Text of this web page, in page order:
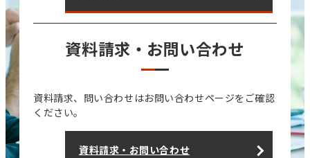
資料請求・お問い合わせ
資料請求、問い合わせはお問い合わせページをご確認
ください。
資料請求・お問い合わせ